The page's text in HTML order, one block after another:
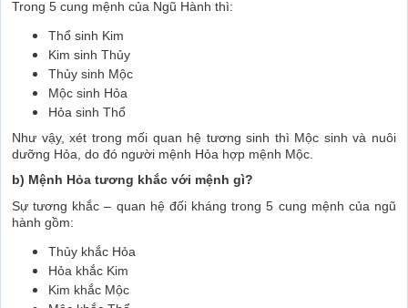
Trong 5 cung mệnh của Ngũ Hành thì:
Thổ sinh Kim
Kim sinh Thủy
Thủy sinh Mộc
Mộc sinh Hỏa
Hỏa sinh Thổ
Như vậy, xét trong mối quan hệ tương sinh thì Mộc sinh và nuôi
dưỡng Hỏa, do đó người mệnh Hỏa hợp mệnh Mộc.
b) Mệnh Hỏa tương khắc với mệnh gì?
Sự tương khắc – quan hệ đối kháng trong 5 cung mệnh của ngũ
hành gồm:
Thủy khắc Hỏa
Hỏa khắc Kim
Kim khắc Mộc